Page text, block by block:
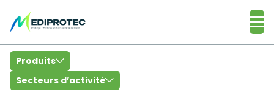
Secteurs d’activité
Produits